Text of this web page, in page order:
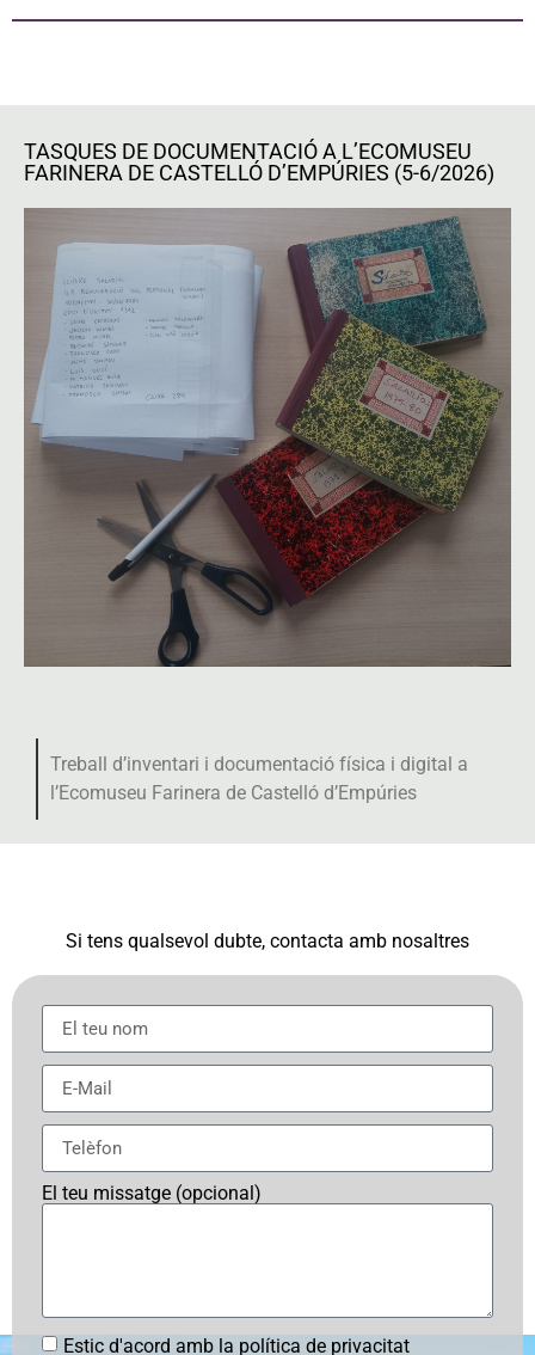
TASQUES DE DOCUMENTACIÓ A L’ECOMUSEU
FARINERA DE CASTELLÓ D’EMPÚRIES (5-6/2026)
Treball d’inventari i documentació física i digital a
l’Ecomuseu Farinera de Castelló d’Empúries
Si tens qualsevol dubte, contacta amb nosaltres
El teu missatge (opcional)
Estic d'acord amb la política de privacitat